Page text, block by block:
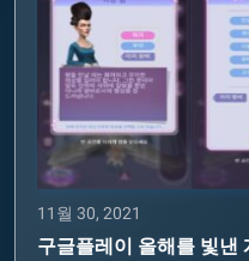
11월 30, 2021
구글플레이 올해를 빛낸